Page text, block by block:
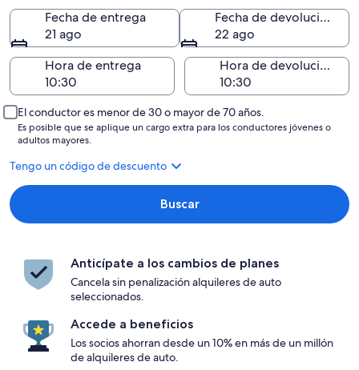
Fecha de entrega
21 ago
Fecha de devolución
22 ago
Hora de entrega
Hora de devolución
El conductor es menor de 30 o mayor de 70 años.
Es posible que se aplique un cargo extra para los conductores jóvenes o
adultos mayores.
Tengo un código de descuento
Buscar
Anticípate a los cambios de planes
Cancela sin penalización alquileres de auto
seleccionados.
Accede a beneficios
Los socios ahorran desde un 10% en más de un millón
de alquileres de auto.